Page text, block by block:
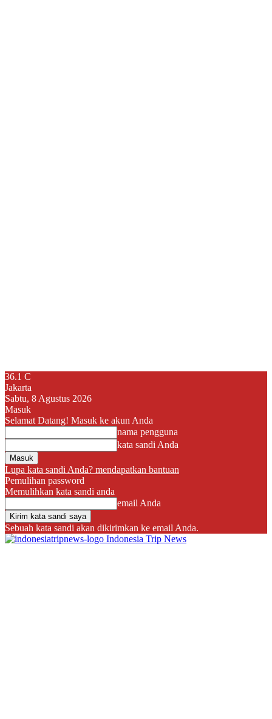
36.1 C
Jakarta
Sabtu, 8 Agustus 2026
Masuk
Selamat Datang! Masuk ke akun Anda
nama pengguna
kata sandi Anda
Lupa kata sandi Anda? mendapatkan bantuan
Pemulihan password
Memulihkan kata sandi anda
email Anda
Sebuah kata sandi akan dikirimkan ke email Anda.
Indonesia Trip News